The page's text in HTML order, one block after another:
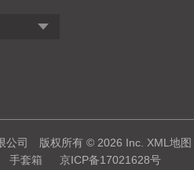
公司 版权所有 © 2026 Inc. XML地图
手套箱 京ICP备17021628号